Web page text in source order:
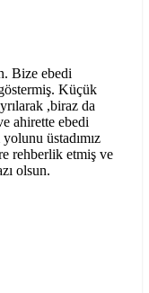
Bize ebedi
Küçük
,biraz da
ahirette ebedi
üstadımız
rehberlik etmiş ve
olsun.